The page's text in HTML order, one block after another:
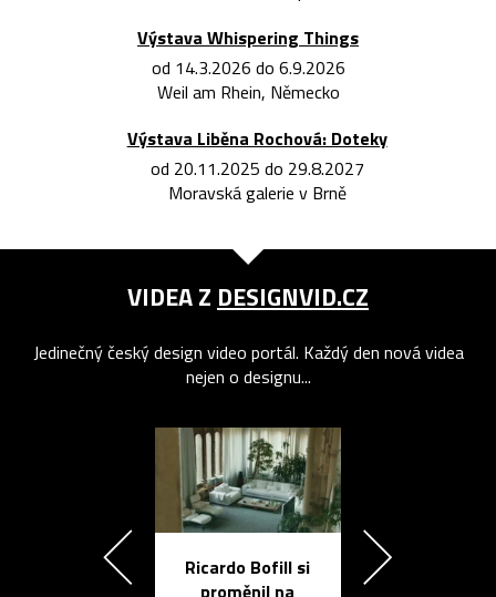
Výstava Whispering Things
od 14.3.2026 do 6.9.2026
Weil am Rhein, Německo
Výstava Liběna Rochová: Doteky
od 20.11.2025 do 29.8.2027
Moravská galerie v Brně
VIDEA Z DESIGNVID.CZ
Jedinečný český design video portál. Každý den nová videa
nejen o designu...
Ricardo Bofill si